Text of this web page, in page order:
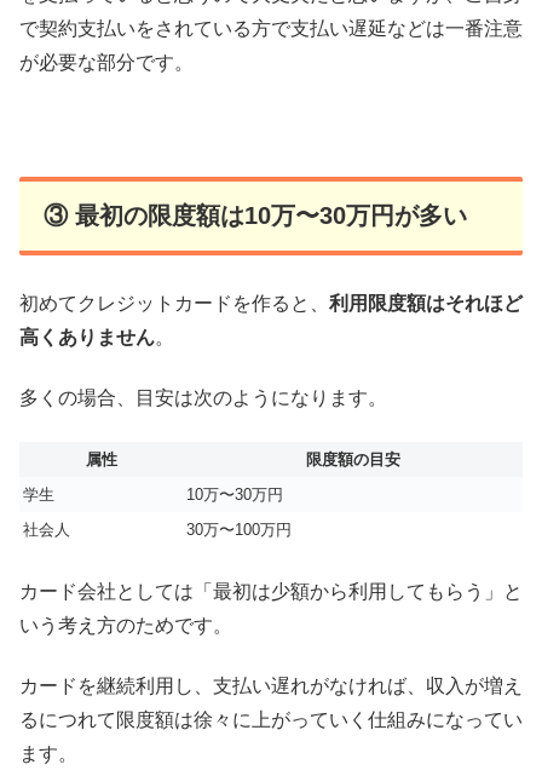
で契約支払いをされている方で支払い遅延などは一番注意
が必要な部分です。
③ 最初の限度額は10万〜30万円が多い
初めてクレジットカードを作ると、 利用限度額はそれほど
高くありません。
多くの場合、目安は次のようになります。
属性
限度額の目安
学生
10万〜30万円
社会人
30万〜100万円
カード会社としては「最初は少額から利用してもらう」と
いう考え方のためです。
カードを継続利用し、支払い遅れがなければ、収入が増え
るにつれて限度額は徐々に上がっていく仕組みになってい
ます。